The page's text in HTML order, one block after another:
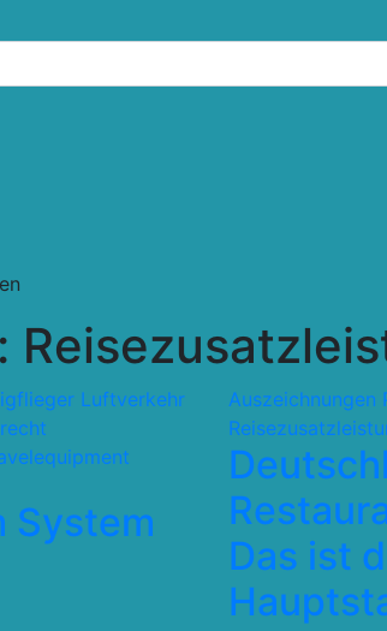
Luftverkehr
System
Auszeichnungen
Das ist